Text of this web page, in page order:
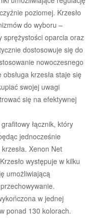
poziomej. Krzesło
do wyboru –
sprężystości oparcia oraz
dostosowuje się do
nowoczesnego
krzesła staje się
swojej uwagi
się na efektywnej
łącznik, który
jednocześnie
Xenon Net
występuje w kilku
umożliwiającą
w jednej
ponad 130 kolorach.